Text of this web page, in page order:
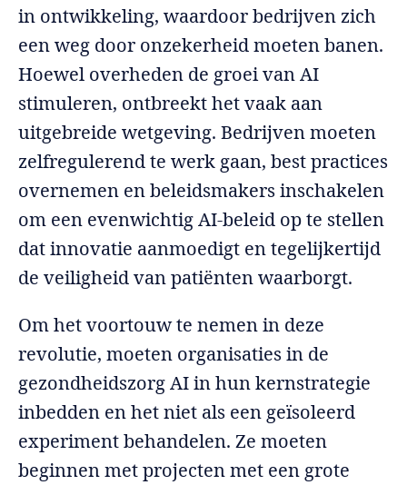
in ontwikkeling, waardoor bedrijven zich
een weg door onzekerheid moeten banen.
Hoewel overheden de groei van AI
stimuleren, ontbreekt het vaak aan
uitgebreide wetgeving. Bedrijven moeten
zelfregulerend te werk gaan, best practices
overnemen en beleidsmakers inschakelen
om een evenwichtig AI-beleid op te stellen
dat innovatie aanmoedigt en tegelijkertijd
de veiligheid van patiënten waarborgt.
Om het voortouw te nemen in deze
revolutie, moeten organisaties in de
gezondheidszorg AI in hun kernstrategie
inbedden en het niet als een geïsoleerd
experiment behandelen. Ze moeten
beginnen met projecten met een grote